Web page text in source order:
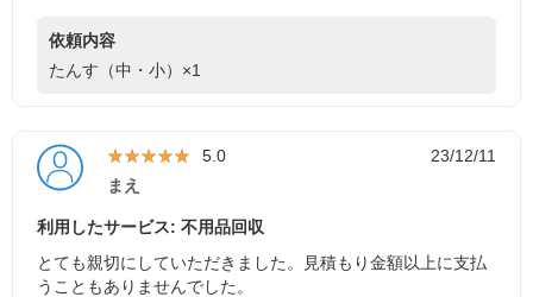
依頼内容
たんす（中・小）×1
★★★★★
★★★★★ 5.0
23/12/11
まえ
利用したサービス: 不用品回収
とても親切にしていただきました。見積もり金額以上に支払
うこともありませんでした。